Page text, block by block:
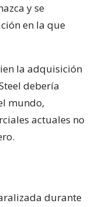
y se
en la que
la adquisición
debería
mundo,
actuales no
durante